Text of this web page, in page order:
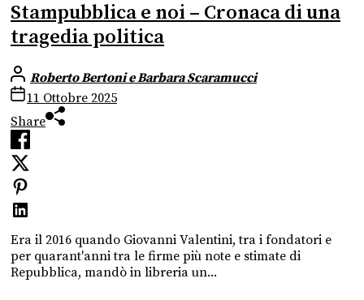
Stampubblica e noi – Cronaca di una
tragedia politica
Roberto Bertoni e Barbara Scaramucci
11 Ottobre 2025
Share
Era il 2016 quando Giovanni Valentini, tra i fondatori e
per quarant'anni tra le firme più note e stimate di
Repubblica, mandò in libreria un...